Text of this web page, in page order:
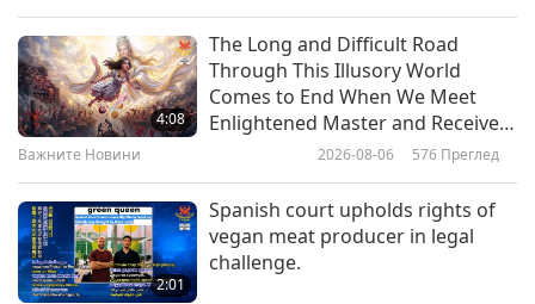
4:08
The Long and Difficult Road
Through This Illusory World
Comes to End When We Meet
Enlightened Master and Receive
Важните Новини 2026-08-06 576 Преглед
2:01
Spanish court upholds rights of
vegan meat producer in legal
challenge.